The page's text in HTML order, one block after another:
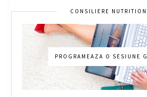
CONSILIERE
PROGRAMEAZA O SESIUNE